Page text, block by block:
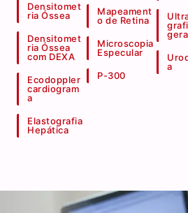
Densitomet
ria Óssea
Densitomet
ria Óssea
com DEXA
Ecodoppler
cardiogram
a
Elastografia
Hepática
Mapeament
o de Retina
Microscopia
Especular
P-300
a